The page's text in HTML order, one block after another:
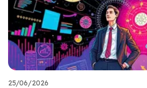
25/06/2026